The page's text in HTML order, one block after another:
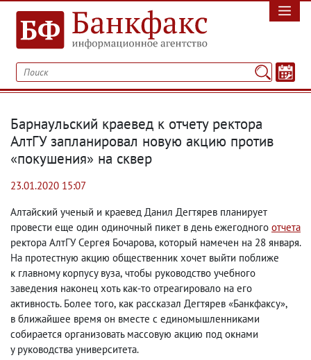
Барнаульский краевед к отчету ректора
АлтГУ запланировал новую акцию против
«покушения» на сквер
23.01.2020 15:07
Алтайский ученый и краевед Данил Дегтярев планирует
провести еще один одиночный пикет в день ежегодного отчета
ректора АлтГУ Сергея Бочарова, который намечен на 28 января.
На протестную акцию общественник хочет выйти поближе
к главному корпусу вуза, чтобы руководство учебного
заведения наконец хоть как-то отреагировало на его
активность. Более того, как рассказал Дегтярев «Банкфаксу»,
в ближайшее время он вместе с единомышленниками
собирается организовать массовую акцию под окнами
у руководства университета.